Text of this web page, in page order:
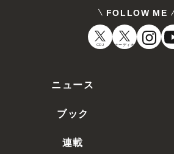
FOLLOW ME
CDJ オーディオ
ニュース
ブック
連載